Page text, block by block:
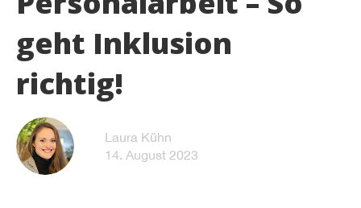
geht Inklusion
richtig!
Laura Kühn
14. August 2023